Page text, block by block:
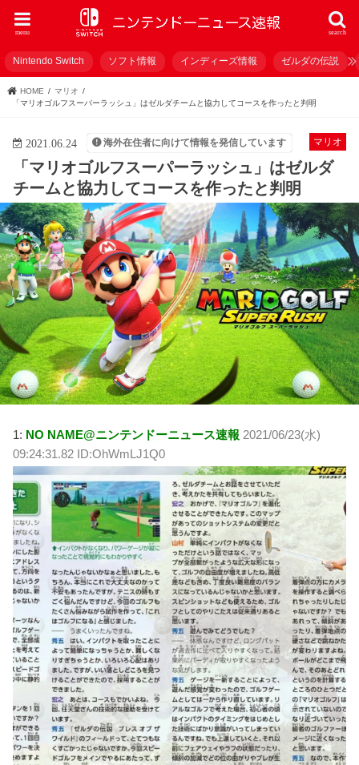
search
menu
Nintendo Switch ソフト情報 インディーズ情報 ゼルダの伝説
HOME
マリオ
「マリオゴルフスーパーラッシュ」はゼルダチームと協力してコースを作ったと判明
マリオ
2021.06.24 海外在住者に向けて情報を発信しています
「マリオゴルフスーパーラッシュ」はゼルダ
チームと協力してコースを作ったと判明
1: NO NAME@ニンテンドーニュース速報 2021/06/23(水)
09:24:31.82 ID:OhWmLJ1Q0